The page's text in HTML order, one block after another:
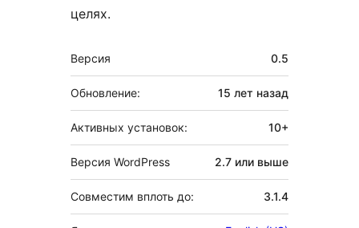
целях.
Мета
Версия 0.5
Обновление: 15 лет назад
Активных установок: 10+
Версия WordPress 2.7 или выше
Совместим вплоть до: 3.1.4